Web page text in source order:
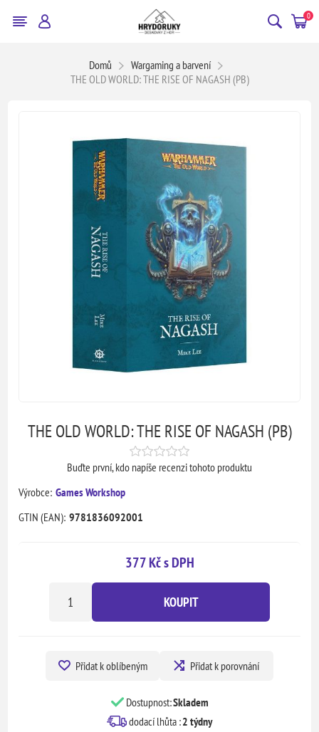
0
Domů
Wargaming a barvení
THE OLD WORLD: THE RISE OF NAGASH (PB)
THE OLD WORLD: THE RISE OF NAGASH (PB)
Buďte první, kdo napíše recenzi tohoto produktu
Výrobce: Games Workshop
GTIN (EAN): 9781836092001
377 Kč s DPH
KOUPIT
Přidat k oblíbeným Přidat k porovnání
Dostupnost:Skladem
dodací lhůta :2 týdny